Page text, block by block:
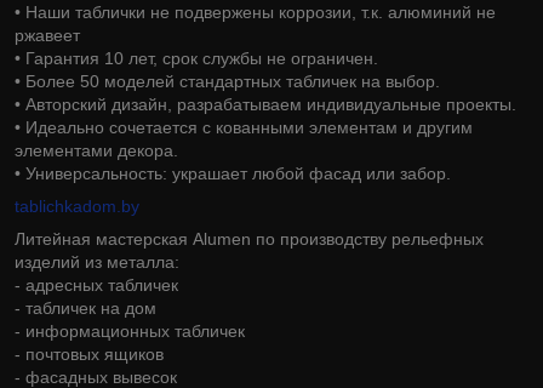
• Наши таблички не подвержены коррозии, т.к. алюминий не
ржавеет
• Гарантия 10 лет, срок службы не ограничен.
• Более 50 моделей стандартных табличек на выбор.
• Авторский дизайн, разрабатываем индивидуальные проекты.
• Идеально сочетается с кованными элементам и другим
элементами декора.
• Универсальность: украшает любой фасад или забор.
tablichkadom.by
Литейная мастерская Alumen по производству рельефных
изделий из металла:
- адресных табличек
- табличек на дом
- информационных табличек
- почтовых ящиков
- фасадных вывесок